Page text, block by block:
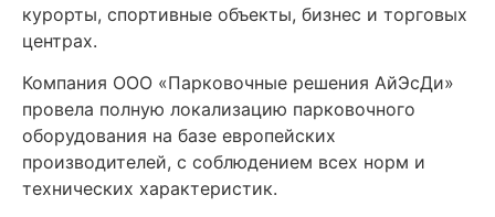
курорты, спортивные объекты, бизнес и торговых
центрах.
Компания ООО «Парковочные решения АйЭсДи»
провела полную локализацию парковочного
оборудования на базе европейских
производителей, с соблюдением всех норм и
технических характеристик.